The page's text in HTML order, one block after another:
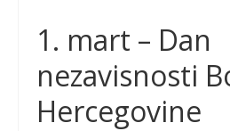
1. mart – Dan
nezavisnosti
Hercegovine